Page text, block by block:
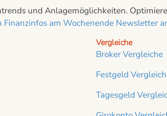
und Anlagemöglichkeiten.
Finanzinfos am Wochenende Newsletter
Vergleiche
Broker Vergleiche
Festgeld Vergleich
Tagesgeld